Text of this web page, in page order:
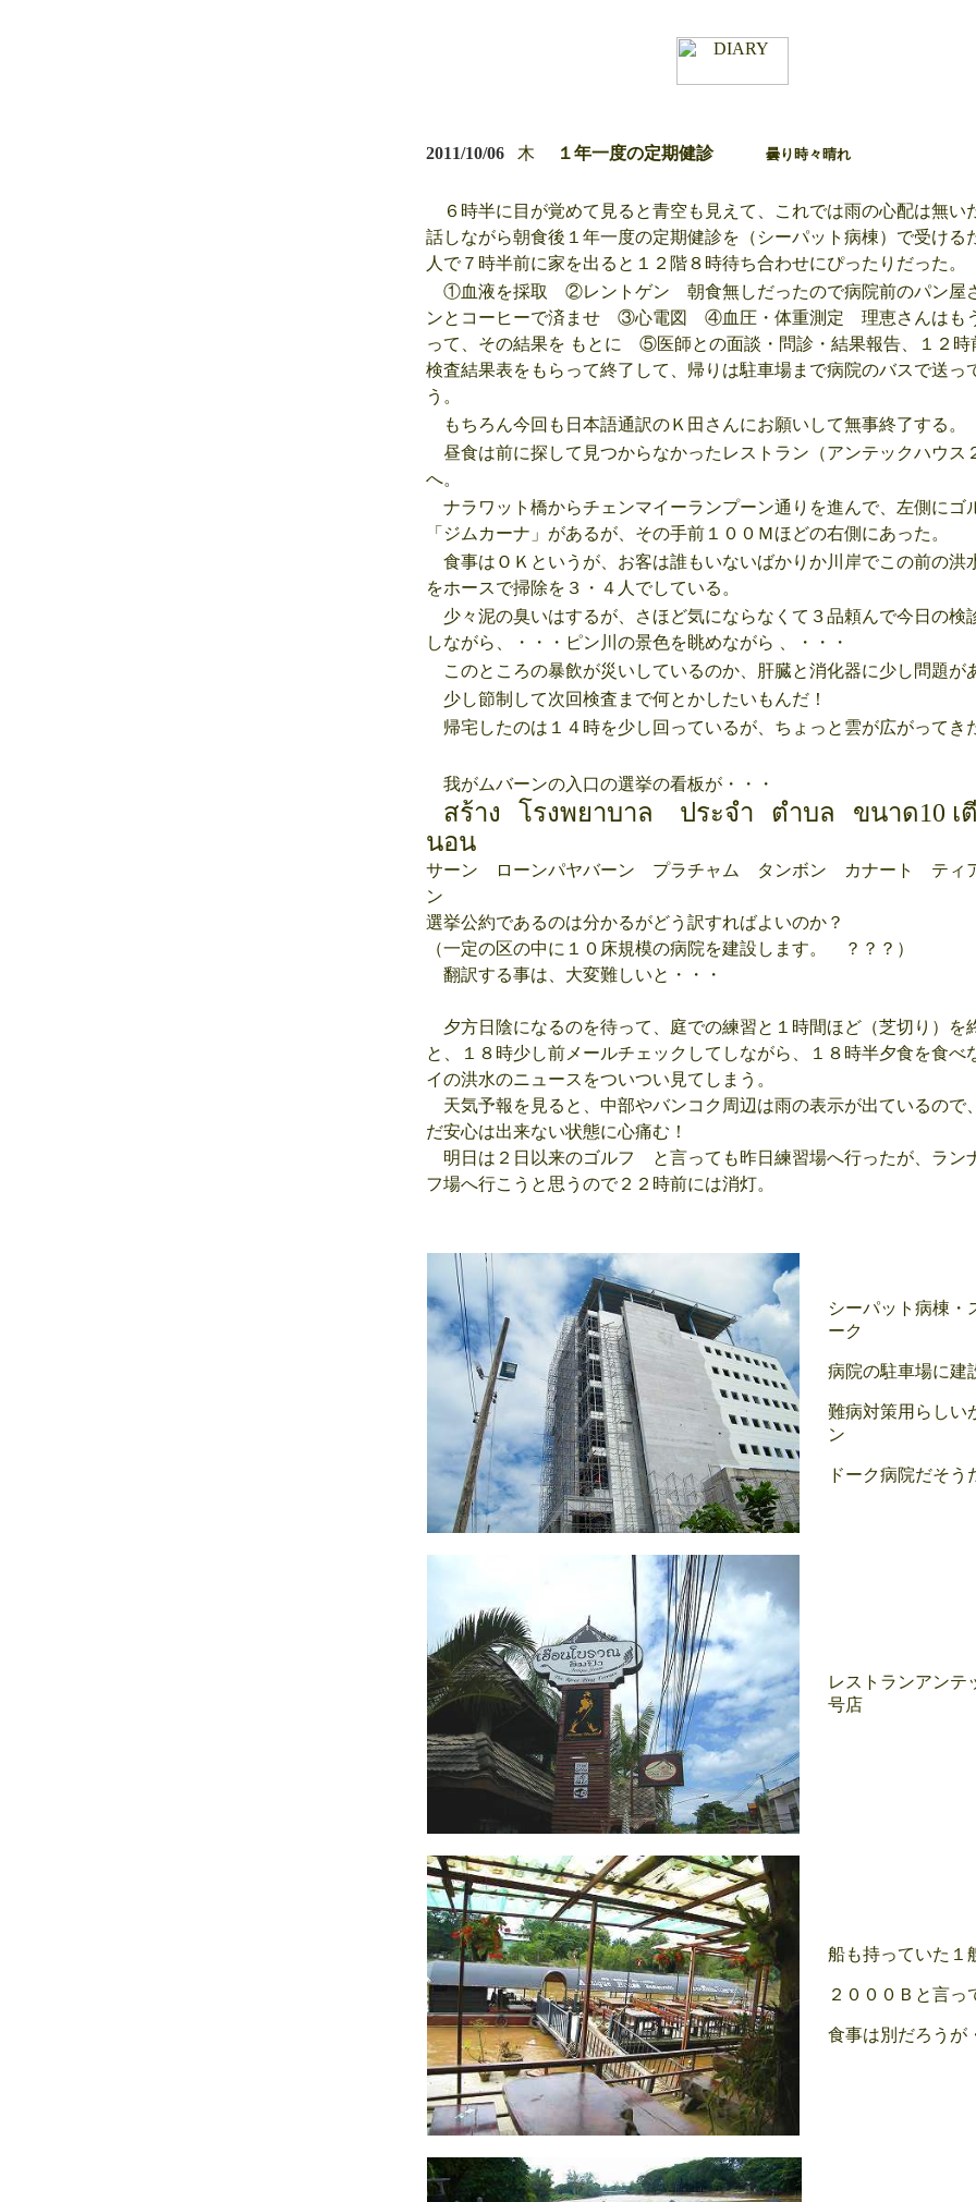
2011/10/06 木 １年一度の定期健診 曇り時々晴れ
６時半に目が覚めて見ると青空も見えて、これでは雨の心配は無い
話しながら朝食後１年一度の定期健診を（シーパット病棟）で受ける
人で７時半前に家を出ると１２階８時待ち合わせにぴったりだった。
①血液を採取 ②レントゲン 朝食無しだったので病院前のパン屋
ンとコーヒーで済ませ ③心電図 ④血圧・体重測定 理恵さんはも
って、その結果を もとに ⑤医師との面談・問診・結果報告、１２時
検査結果表をもらって終了して、帰りは駐車場まで病院のバスで送っ
う。
もちろん今回も日本語通訳のＫ田さんにお願いして無事終了する。
昼食は前に探して見つからなかったレストラン（アンテックハウス
へ。
ナラワット橋からチェンマイーランプーン通りを進んで、左側にゴ
「ジムカーナ」があるが、その手前１００Ｍほどの右側にあった。
食事はＯＫというが、お客は誰もいないばかりか川岸でこの前の洪
をホースで掃除を３・４人でしている。
少々泥の臭いはするが、さほど気にならなくて３品頼んで今日の検
しながら、・・・ピン川の景色を眺めながら 、・・・
このところの暴飲が災いしているのか、肝臓と消化器に少し問題が
少し節制して次回検査まで何とかしたいもんだ！
帰宅したのは１４時を少し回っているが、ちょっと雲が広がってき
我がムバーンの入口の選挙の看板が・・・
สร้าง โรงพยาบาล ประจำ ตำบล
ขนาด10 เ
นอน
サーン ローンパヤバーン プラチャム タンボン カナート ティ
ン
選挙公約であるのは分かるがどう訳すればよいのか？
（一定の区の中に１０床規模の病院を建設します。 ？？？）
翻訳する事は、大変難しいと・・・
夕方日陰になるのを待って、庭での練習と１時間ほど（芝切り）を
と、１８時少し前メールチェックしてしながら、１８時半夕食を食べ
イの洪水のニュースをついつい見てしまう。
天気予報を見ると、中部やバンコク周辺は雨の表示が出ているので
だ安心は出来ない状態に心痛む！
明日は２日以来のゴルフ と言っても昨日練習場へ行ったが、ラン
フ場へ行こうと思うので２２時前には消灯。
シーパット病棟・
ーク
病院の駐車場に建
難病対策用らしい
ン
ドーク病院だそう
レストランアン
号店
船も持っていた１
２０００Ｂと言っ
食事は別だろうが